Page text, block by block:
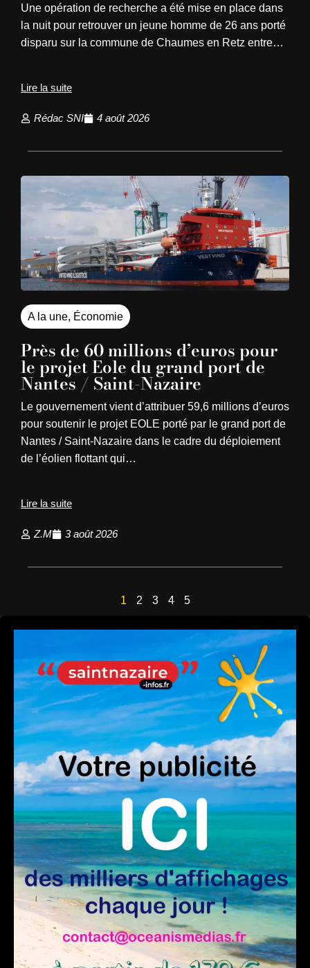
Une opération de recherche a été mise en place dans
la nuit pour retrouver un jeune homme de 26 ans porté
disparu sur la commune de Chaumes en Retz entre…
Lire la suite
Rédac SNI 4 août 2026
A la une, Économie
Près de 60 millions d’euros pour
le projet Eole du grand port de
Nantes / Saint-Nazaire
Le gouvernement vient d’attribuer 59,6 millions d’euros
pour soutenir le projet EOLE porté par le grand port de
Nantes / Saint-Nazaire dans le cadre du déploiement
de l’éolien flottant qui…
Lire la suite
Z.M 3 août 2026
1 2 3 4 5